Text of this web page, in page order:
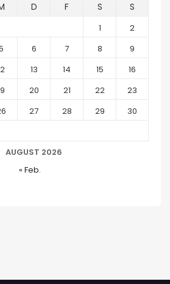
AUGUST 2026
D F S S
1
2
6 7 8
9
13 14 15
16
20 21 22
23
27 28 29
30
« Feb.